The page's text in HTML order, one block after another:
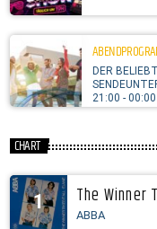
DER
21:00 - 00:00
CHART
1 The Winner
ABBA